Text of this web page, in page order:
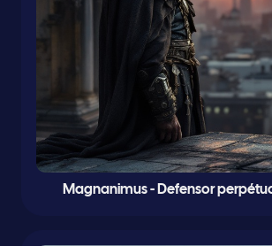
Magnanimus - Defensor